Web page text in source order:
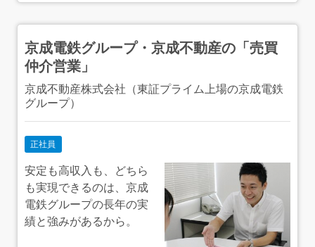
京成電鉄グループ・京成不動産の「売買
仲介営業」
京成不動産株式会社（東証プライム上場の京成電鉄
グループ）
正社員
安定も高収入も、どちら
も実現できるのは、京成
電鉄グループの長年の実
績と強みがあるから。